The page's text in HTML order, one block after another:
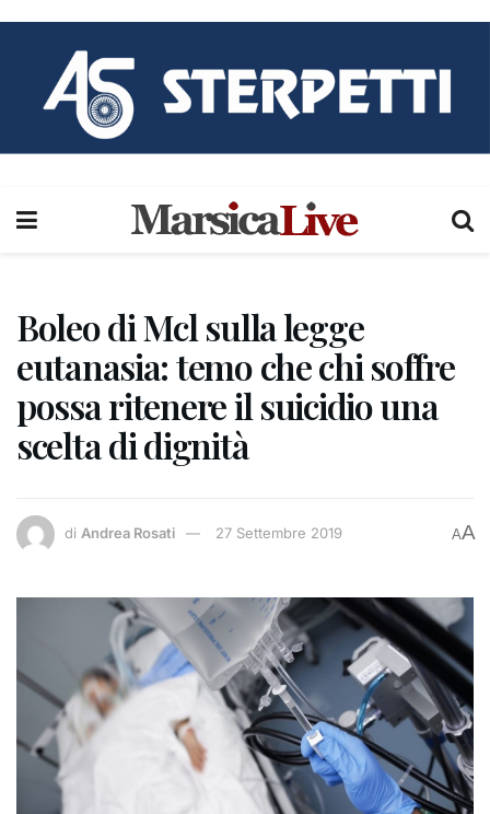
Boleo di Mcl sulla legge
eutanasia: temo che chi soffre
possa ritenere il suicidio una
scelta di dignità
di Andrea Rosati 27 Settembre 2019 AA